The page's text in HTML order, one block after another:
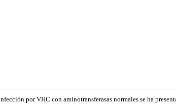
por VHC con aminotransferasas normales se ha